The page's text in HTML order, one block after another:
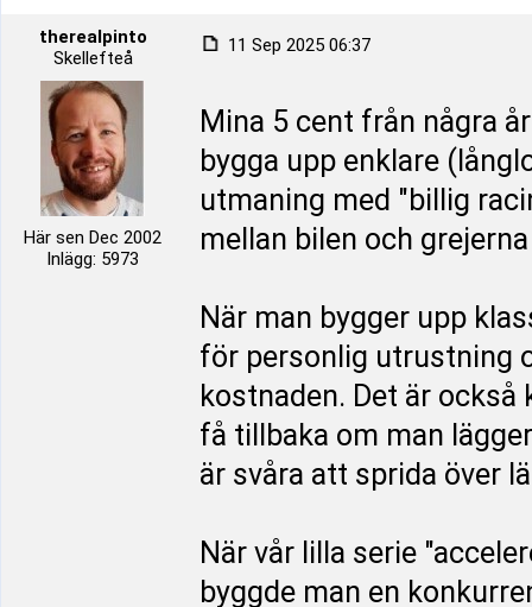
therealpinto
Skellefteå
Här sen Dec 2002
Inlägg: 5973
11 Sep 2025 06:37
Mina 5 cent från några
bygga upp enklare
utmaning med "billig
mellan bilen och
När man bygger upp
för personlig utrustning
kostnaden. Det är
få tillbaka om man
är svåra att sprida över
När vår lilla serie
byggde man en